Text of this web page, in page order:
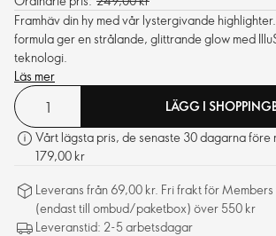
Framhäv din hy med vår lystergivande
formula ger en strålande, glittrande glow med
teknologi.
Läs mer
LÄGG I
Vårt lägsta pris, de senaste 30 dagarna före
179,00 kr
Leverans från 69,00 kr. Fri frakt för
(endast till ombud/paketbox) över 550 kr
Leveranstid: 2-5 arbetsdagar